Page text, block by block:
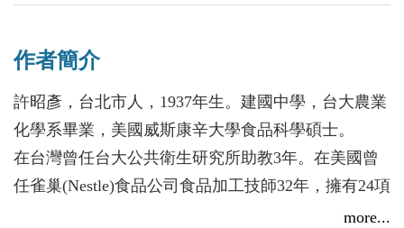
照片，使畫面變成像是一張空白畫布，要構圖成畫比
景的優點，使大家知道為什麼水影照片是比實景照片
更容易有「藍天白雲」作背景。
這本影集也要使大家知道如何去尋找各種景致的水影
地點，以及如何去準備拍照水影照片，尤其是關於水
面的波動，波動太大不易照出清晰照片，但有時緩慢
作者簡介
許昭彥，台北市人，1937年生。建國中學，台大農業
化學系畢業，美國威斯康辛大學食品科學碩士。
在台灣曾任台大公共衛生研究所助教3年。在美國曾
任雀巢(Nestle)食品公司食品加工技師32年，擁有24項
more...